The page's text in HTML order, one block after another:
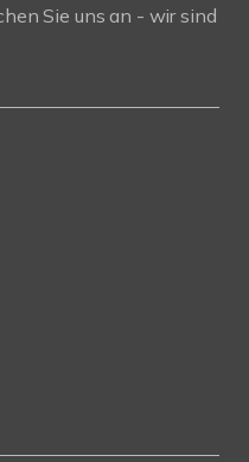
Sie uns an - wir sind